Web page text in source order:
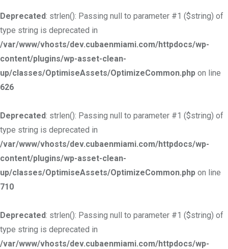
Deprecated: strlen(): Passing null to parameter #1 ($string) of
type string is deprecated in
/var/www/vhosts/dev.cubaenmiami.com/httpdocs/wp-
content/plugins/wp-asset-clean-
up/classes/OptimiseAssets/OptimizeCommon.php on line
626
Deprecated: strlen(): Passing null to parameter #1 ($string) of
type string is deprecated in
/var/www/vhosts/dev.cubaenmiami.com/httpdocs/wp-
content/plugins/wp-asset-clean-
up/classes/OptimiseAssets/OptimizeCommon.php on line
710
Deprecated: strlen(): Passing null to parameter #1 ($string) of
type string is deprecated in
/var/www/vhosts/dev.cubaenmiami.com/httpdocs/wp-